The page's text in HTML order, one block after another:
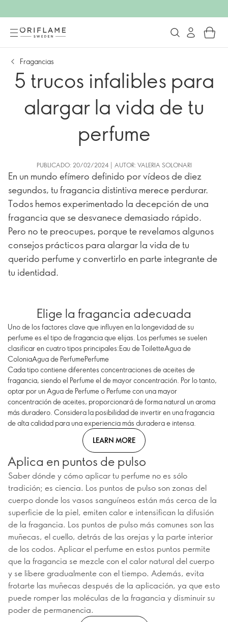
Fragancias
5 trucos infalibles para
alargar la vida de tu
perfume
PUBLICADO: 20/02/2024 | AUTOR: VALERIA SOLONARI
En un mundo efímero definido por vídeos de diez
segundos, tu fragancia distintiva merece perdurar.
Todos hemos experimentado la decepción de una
fragancia que se desvanece demasiado rápido.
Pero no te preocupes, porque te revelamos algunos
consejos prácticos para alargar la vida de tu
querido perfume y convertirlo en parte integrante de
tu identidad.
Elige la fragancia adecuada
Uno de los factores clave que influyen en la longevidad de su
perfume es el tipo de fragancia que elijas. Los perfumes se suelen
clasificar en cuatro tipos principales:Eau de ToiletteAgua de
ColoniaAgua de PerfumePerfume
Cada tipo contiene diferentes concentraciones de aceites de
fragancia, siendo el Perfume el de mayor concentración. Por lo tanto,
optar por un Agua de Perfume o Perfume con una mayor
concentración de aceites, proporcionará de forma natural un aroma
más duradero. Considera la posibilidad de invertir en una fragancia
de alta calidad para una experiencia más duradera e intensa.
LEARN MORE
Aplica en puntos de pulso
Saber dónde y cómo aplicar tu perfume no es sólo
tradición; es ciencia. Los puntos de pulso son zonas del
cuerpo donde los vasos sanguíneos están más cerca de la
superficie de la piel, emiten calor e intensifican la difusión
de la fragancia. Los puntos de pulso más comunes son las
muñecas, el cuello, detrás de las orejas y la parte interior
de los codos. Aplicar el perfume en estos puntos permite
que la fragancia se mezcle con el calor natural del cuerpo
y se libere gradualmente con el tiempo. Además, evita
frotarte las muñecas después de la aplicación, ya que esto
puede romper las moléculas de la fragancia y disminuir su
poder de permanencia.